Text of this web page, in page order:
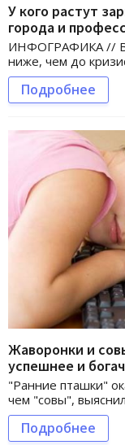
У кого растут
города и
ИНФОГРАФИКА // В
ниже, чем до
Подробнее
Жаворонки и
успешнее и
"Ранние пташки"
чем "совы",
Подробнее